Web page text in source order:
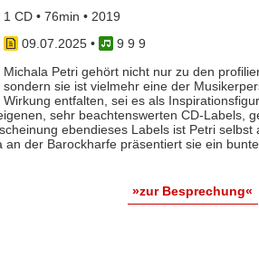
1 CD • 76min • 2019
09.07.2025•
9 9 9
Michala Petri gehört nicht nur zu den
sondern sie ist vielmehr eine der
Wirkung entfalten, sei es als
sehr beachtenswerten CD-Labels,
ebendieses Labels ist Petri
an der Barockharfe präsentiert sie ein
»zur Besprechung«